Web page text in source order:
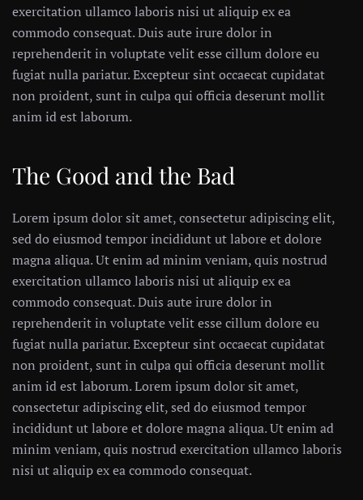
exercitation ullamco laboris nisi ut aliquip ex ea
commodo consequat. Duis aute irure dolor in
reprehenderit in voluptate velit esse cillum dolore eu
fugiat nulla pariatur. Excepteur sint occaecat cupidatat
non proident, sunt in culpa qui officia deserunt mollit
anim id est laborum.
The Good and the Bad
Lorem ipsum dolor sit amet, consectetur adipiscing elit,
sed do eiusmod tempor incididunt ut labore et dolore
magna aliqua. Ut enim ad minim veniam, quis nostrud
exercitation ullamco laboris nisi ut aliquip ex ea
commodo consequat. Duis aute irure dolor in
reprehenderit in voluptate velit esse cillum dolore eu
fugiat nulla pariatur. Excepteur sint occaecat cupidatat
non proident, sunt in culpa qui officia deserunt mollit
anim id est laborum. Lorem ipsum dolor sit amet,
consectetur adipiscing elit, sed do eiusmod tempor
incididunt ut labore et dolore magna aliqua. Ut enim ad
minim veniam, quis nostrud exercitation ullamco laboris
nisi ut aliquip ex ea commodo consequat.